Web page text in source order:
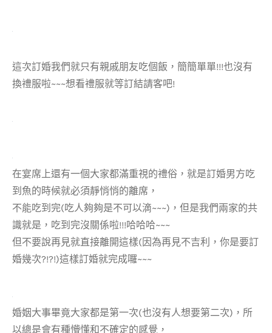
這次訂婚我們就只有親戚朋友吃個飯，簡簡單單!!!也沒有
換禮服啦~~~想看禮服就等訂結請客吧!
在宴席上還有一個大家都滿重視的禮俗，就是訂婚男方吃
到魚的時候就必須靜悄悄的離席，
不能吃到完(吃人夠夠是不可以滴~~~)，但是我們兩家的共
識就是，吃到完沒關係啦!!!哈哈哈~~~
但不要說再見就直接離開這樣(因為再見不吉利，你是要訂
婚幾次?!?!)這樣訂婚就完成囉~~~
婚姻大事畢竟大家都是第一次(也沒有人想要第二次)，所
以總是會有種懵懂和不確定的感覺，